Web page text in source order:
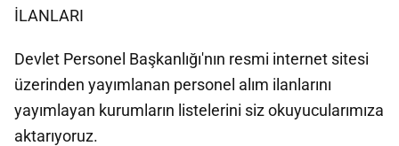
İLANLARI
Devlet Personel Başkanlığı'nın resmi internet sitesi
üzerinden yayımlanan personel alım ilanlarını
yayımlayan kurumların listelerini siz okuyucularımıza
aktarıyoruz.